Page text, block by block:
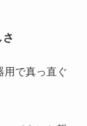
用で真っ直ぐ